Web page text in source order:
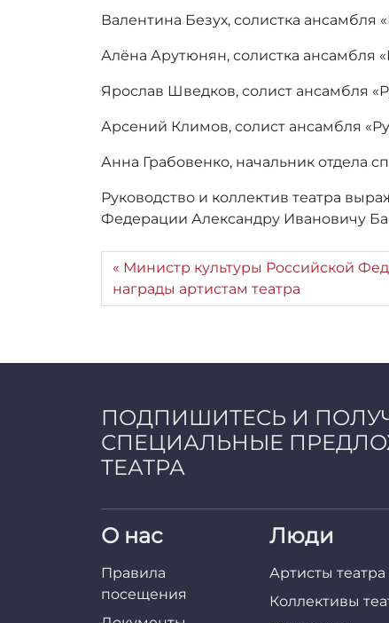
н
Валентина Безух, солистка ансамбля
Алёна Арутюнян, солистка ансамбля
Ярослав Шведков, солист ансамбля
Арсений Климов, солист ансамбля
Анна Грабовенко, начальник отдела
Руководство и коллектив театра
Федерации Александру Ивановичу
Министр культуры Российской
награды артистам театра
ПОДПИШИТЕСЬ И
СПЕЦИАЛЬНЫЕ
ТЕАТРА
О нас
Правила
посещения
Люди
Артисты театра
Коллективы